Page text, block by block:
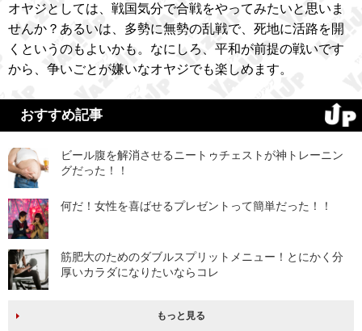
オヤジとしては、戦国気分で合戦をやってみたいと思いま
せんか？あるいは、多勢に無勢の乱戦で、死地に活路を開
くというのもよいかも。なにしろ、平和が前提の戦いです
から、争いごとが嫌いなオヤジでも楽しめます。
おすすめ記事
ビール腹を解消させるニートゥチェストが神トレーニン
グだった！！
何だ！女性を喜ばせるプレゼントって簡単だった！！
筋肥大のためのダブルスプリットメニュー！とにかく分
厚いカラダになりたいならコレ
もっと見る